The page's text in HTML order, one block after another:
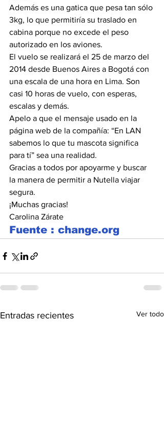
Además es una gatica que pesa tan sólo
3kg, lo que permitiría su traslado en
cabina porque no excede el peso
autorizado en los aviones.
El vuelo se realizará el 25 de marzo del
2014 desde Buenos Aires a Bogotá con
una escala de una hora en Lima. Son
casi 10 horas de vuelo, con esperas,
escalas y demás.
Apelo a que el mensaje usado en la
página web de la compañía: “En LAN
sabemos lo que tu mascota significa
para tí” sea una realidad.
Gracias a todos por apoyarme y buscar
la manera de permitir a Nutella viajar
segura.
¡Muchas gracias!
Carolina Zárate
Fuente : change.org
Entradas recientes Ver todo